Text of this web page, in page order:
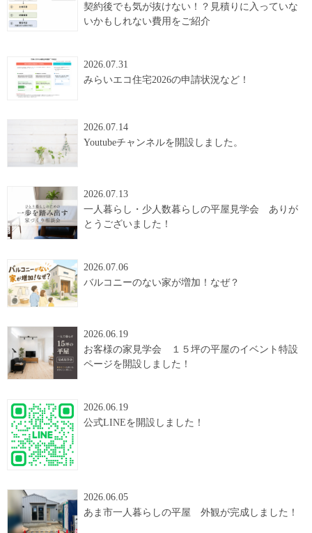
契約後でも気が抜けない！？見積りに入っていな
いかもしれない費用をご紹介
2026.07.31
みらいエコ住宅2026の申請状況など！
2026.07.14
Youtubeチャンネルを開設しました。
2026.07.13
一人暮らし・少人数暮らしの平屋見学会 ありが
とうございました！
2026.07.06
バルコニーのない家が増加！なぜ？
2026.06.19
お客様の家見学会 １５坪の平屋のイベント特設
ページを開設しました！
2026.06.19
公式LINEを開設しました！
2026.06.05
あま市一人暮らしの平屋 外観が完成しました！